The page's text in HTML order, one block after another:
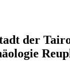
der